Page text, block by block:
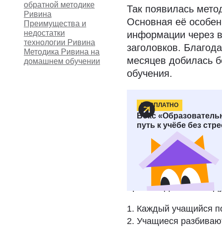
обратной методике
Ривина
Преимущества и
недостатки
технологии Ривина
Методика Ривина на
домашнем обучении
Так появилась
Основная её
информации через
заголовков.
месяцев добилась
обучения.
БЕСПЛАТНО
Бокс
путь к учёбе без
Как
Методика
учебных и
Работа в учебной
происходит по
Каждый учащийся
Учащиеся